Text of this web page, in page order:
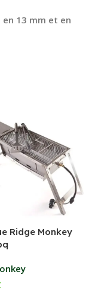
en 13 mm et en
Ridge Monkey